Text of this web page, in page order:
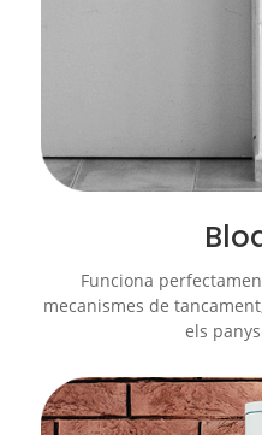
Funciona
mecanismes de
els